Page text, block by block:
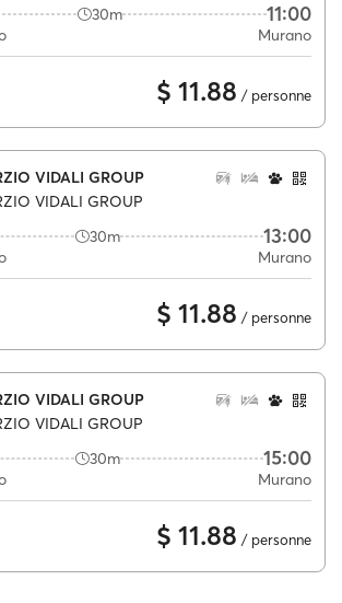
30m 11:00
Murano
$ 11.88 / personne
VIDALI GROUP
VIDALI GROUP
30m 13:00
Murano
$ 11.88 / personne
VIDALI GROUP
VIDALI GROUP
30m 15:00
Murano
$ 11.88 / personne